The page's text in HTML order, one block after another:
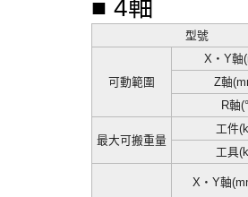
■ 4軸
型號
可動範圍
X・Y軸
Z軸
R軸
最大可搬重量
工件
工具
X・Y軸